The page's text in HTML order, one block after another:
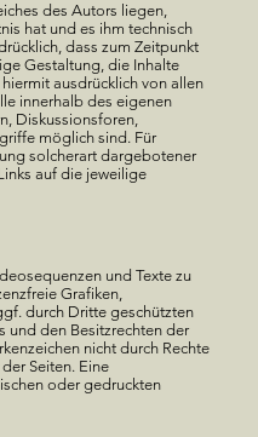
des Autors liegen,
hat und es ihm technisch
dass zum Zeitpunkt
Gestaltung, die Inhalte
ausdrücklich von allen
innerhalb des eigenen
Diskussionsforen,
möglich sind. Für
solcherart dargebotener
auf die jeweilige
und Texte zu
Grafiken,
durch Dritte geschützten
und den Besitzrechten der
nicht durch Rechte
Seiten. Eine
oder gedruckten